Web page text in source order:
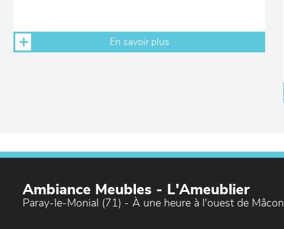
En savoir plus
Ambiance Meubles - L'Ameublier
Paray-le-Monial (71) - À une heure à l'ouest de Mâcon